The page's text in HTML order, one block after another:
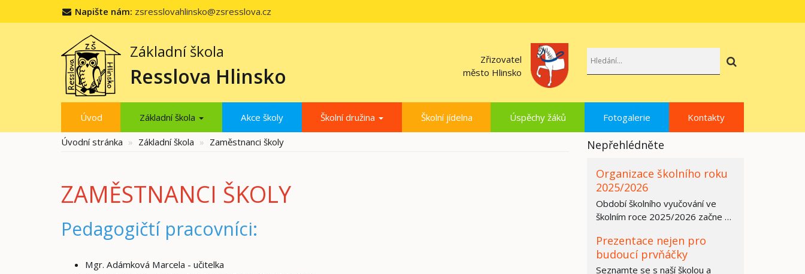
Napište nám: zsresslovahlinsko@zsresslova.cz
Základní škola
Resslova Hlinsko
Zřizovatel
město Hlinsko
Úvod Základní škola Akce školy Školní družina Školní jídelna Úspěchy žáků Fotogalerie Kontakty
Úvodní stránka Základní škola Zaměstnanci školy
ZAMĚSTNANCI ŠKOLY
Pedagogičtí pracovníci:
Mgr. Adámková Marcela - učitelka
Nepřehlédněte
Organizace školního roku
2025/2026
Období školního vyučování ve
školním roce 2025/2026 začne ve
středních…
Prezentace nejen pro
budoucí prvňáčky
Seznamte se s naší školou a